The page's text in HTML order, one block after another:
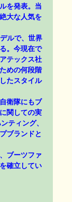
を発表。当
大な人気を
ルで、世界
。今現在で
テックス社
めの何段階
たスタイル
衛隊にもブ
関しての実
ティング、
ブランドと
ブーツファ
確立してい